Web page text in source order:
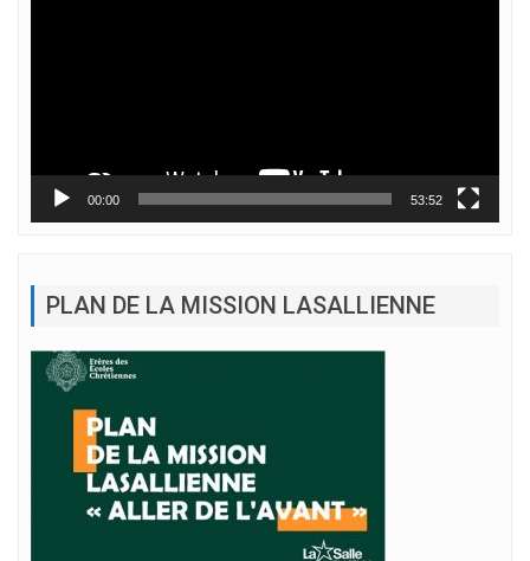
00:00 53:52
PLAN DE LA MISSION LASALLIENNE